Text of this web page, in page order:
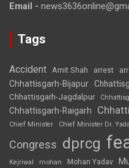
Email -
Tags
Accident Amit Shah arrest
Chhattisgarh-Bijapur
Chhattisgarh-Jagdalpur
Chhattisgarh-Raigarh
Chief Minister
Chief Minister Dr.
Congress dprcg
Kejriwal mohan Mohan Yadav